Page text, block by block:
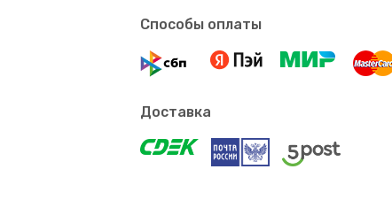
Способы оплаты
Доставка